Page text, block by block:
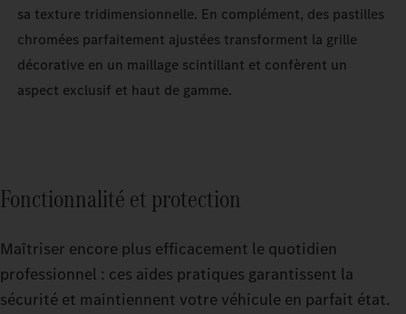
sa texture tridimensionnelle. En complément, des pastilles
chromées parfaitement ajustées transforment la grille
décorative en un maillage scintillant et confèrent un
aspect exclusif et haut de gamme.
Fonctionnalité et protection
Maîtriser encore plus efficacement le quotidien
professionnel : ces aides pratiques garantissent la
sécurité et maintiennent votre véhicule en parfait état.